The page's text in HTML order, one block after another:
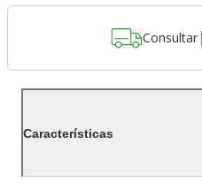
Consultar
Características